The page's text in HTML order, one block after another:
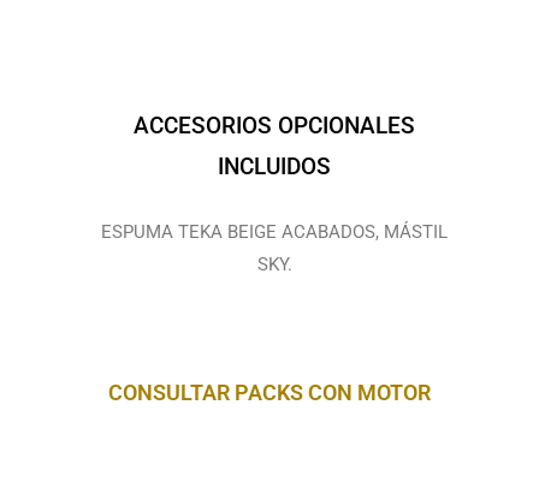
ACCESORIOS OPCIONALES
INCLUIDOS
ESPUMA TEKA BEIGE ACABADOS, MÁSTIL
SKY.
CONSULTAR PACKS CON MOTOR